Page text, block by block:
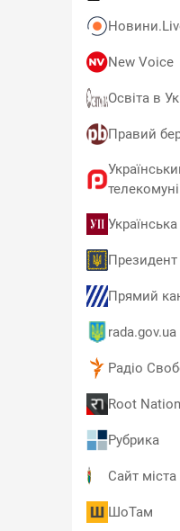
New Voice
Освіта в
Правий
Президент
Прямий
rada.gov.ua
Радіо
Root Nation
Рубрика
Сайт
ШоТам